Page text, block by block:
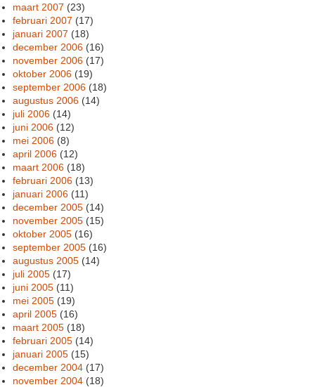
maart 2007 (23)
februari 2007 (17)
januari 2007 (18)
december 2006 (16)
november 2006 (17)
oktober 2006 (19)
september 2006 (18)
augustus 2006 (14)
juli 2006 (14)
juni 2006 (12)
mei 2006 (8)
april 2006 (12)
maart 2006 (18)
februari 2006 (13)
januari 2006 (11)
december 2005 (14)
november 2005 (15)
oktober 2005 (16)
september 2005 (16)
augustus 2005 (14)
juli 2005 (17)
juni 2005 (11)
mei 2005 (19)
april 2005 (16)
maart 2005 (18)
februari 2005 (14)
januari 2005 (15)
december 2004 (17)
november 2004 (18)